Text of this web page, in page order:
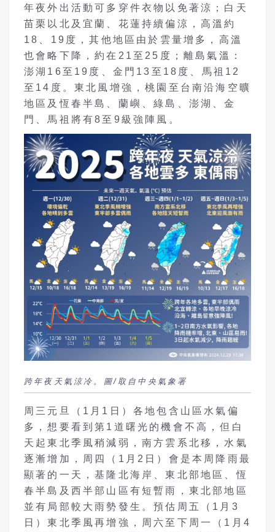
年夜外出活動可多穿件衣物以免著涼；白天
苗栗以北及宜蘭、花蓮持續偏涼，高溫約
18、19度，其他地區由於雲量增多，高溫
也會略下降，約在21至25度；離島氣溫：
澎湖16至19度、金門13至18度、馬祖12
至14度。東北風增強，桃園至台南沿海空曠
地區及恆春半島、蘭嶼、綠島、澎湖、金
門、馬祖將有8至9級強陣風。
跨年夜天氣涼冷。圖/取自中央氣象署
周三元旦（1月1日）各地包含山區水氣偏
多，想要看到第1道曙光的機會不高，但白
天起東北季風稍減弱，南方雲系北移，水氣
逐漸增加，周四（1月2日）會是本周降雨最
顯著的一天，基隆北海岸、東北部地區、恆
春半島及西半部山區有短暫雨，東北部地區
並有局部較大雨勢發生。預估周五（1月3
日）東北季風再增強，周六至下周一（1月4